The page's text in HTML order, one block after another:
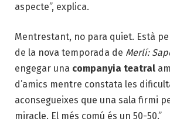
aspecte”, explica.
Mentrestant, no para quiet. Està
de la nova temporada de Merlí:
engegar una companyia teatral
d’amics mentre constata les
aconsegueixes que una sala firmi
miracle. El més comú és un 50-50.”